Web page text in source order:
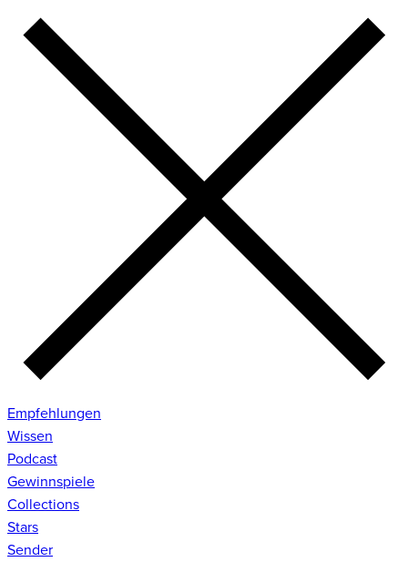
Empfehlungen
Wissen
Podcast
Gewinnspiele
Collections
Stars
Sender